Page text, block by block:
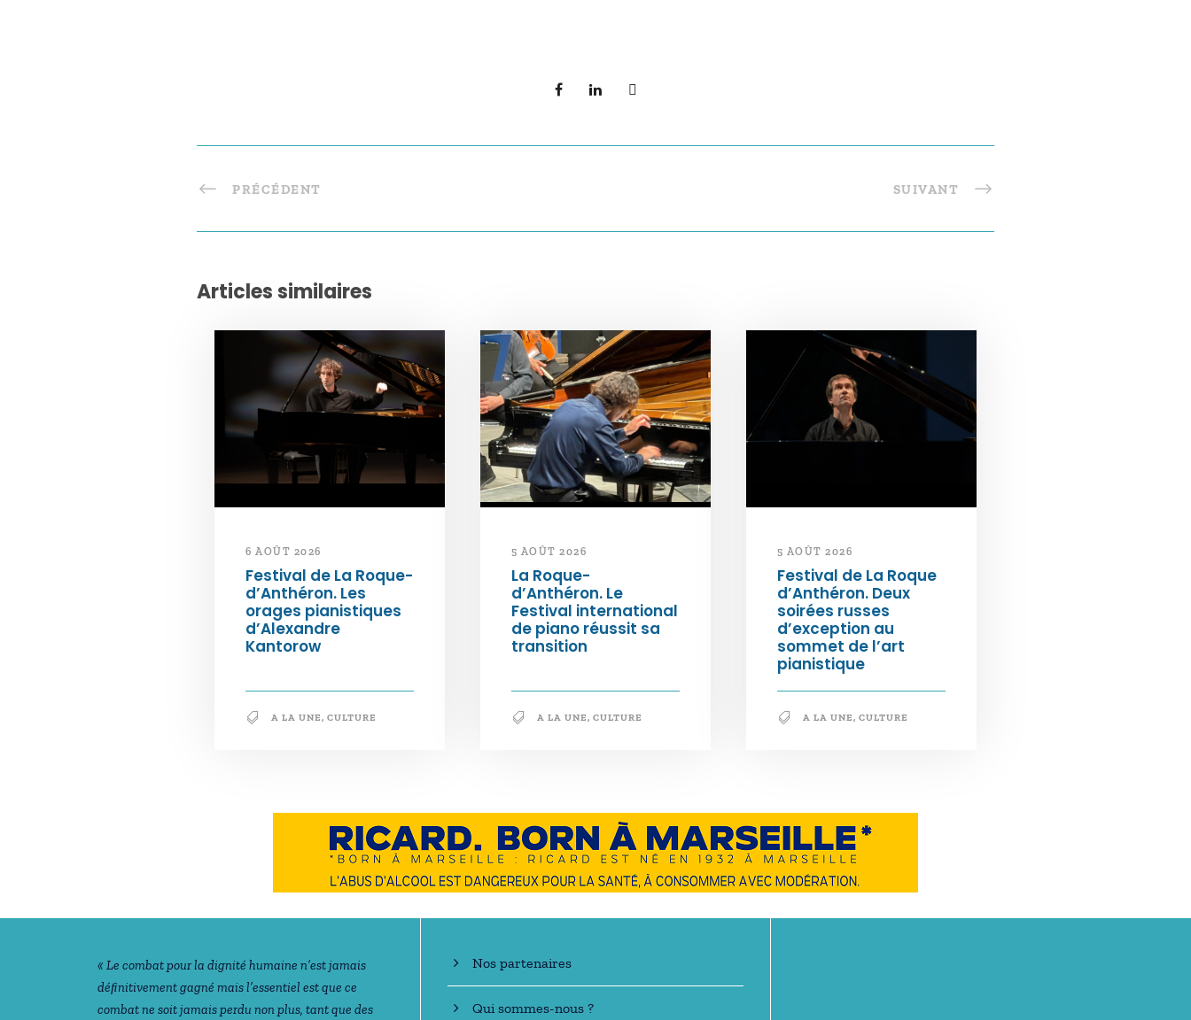
PRÉCÉDENT SUIVANT
Articles similaires
6 AOÛT 2026
Festival de La Roque-
d’Anthéron. Les
orages pianistiques
d’Alexandre
Kantorow
A LA UNE, CULTURE
5 AOÛT 2026
La Roque-
d’Anthéron. Le
Festival international
de piano réussit sa
transition
A LA UNE, CULTURE
5 AOÛT 2026
Festival de La Roque
d’Anthéron. Deux
soirées russes
d’exception au
sommet de l’art
pianistique
A LA UNE, CULTURE
Notre philosophie
« Le combat pour la dignité humaine n’est jamais
déﬁnitivement gagné mais l’essentiel est que ce
combat ne soit jamais perdu non plus, tant que des
En savoir +
Nos partenaires
Qui sommes-nous ?